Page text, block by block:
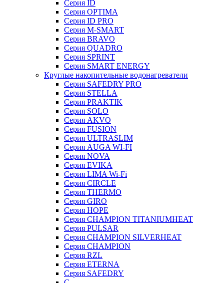
Серия ID
Серия OPTIMA
Серия ID PRO
Серия M-SMART
Серия BRAVO
Серия QUADRO
Серия SPRINT
Серия SMART ENERGY
Круглые накопительные водонагреватели
Серия SAFEDRY PRO
Серия STELLA
Серия PRAKTIK
Серия SOLO
Серия AKVO
Серия FUSION
Серия ULTRASLIM
Серия AUGA WI-FI
Серия NOVA
Серия EVIKA
Серия LIMA Wi-Fi
Серия CIRCLE
Серия THERMO
Серия GIRO
Серия HOPE
Серия CHAMPION TITANIUMHEAT
Серия PULSAR
Серия CHAMPION SILVERHEAT
Серия CHAMPION
Серия RZL
Серия ETERNA
Серия SAFEDRY